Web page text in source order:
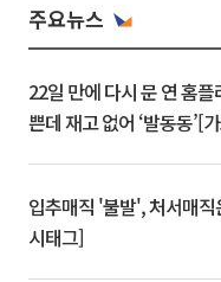
주요뉴스
22일 만에 다시 문 연 홈
쁜데 재고 없어 ‘발동동’[
입추매직 '불발', 처서매직
시태그]